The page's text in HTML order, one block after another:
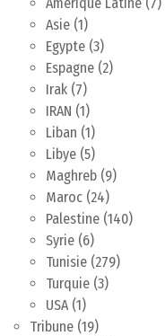
Asie (1)
Egypte (3)
Espagne (2)
Irak (7)
IRAN (1)
Liban (1)
Libye (5)
Maghreb (9)
Maroc (24)
Palestine (140)
Syrie (6)
Tunisie (279)
Turquie (3)
USA(1)
Tribune (19)